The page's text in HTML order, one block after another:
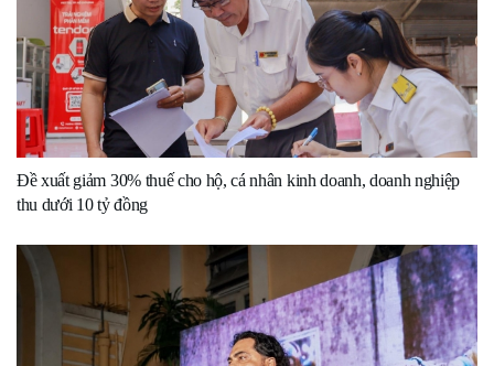
Đề xuất giảm 30% thuế cho hộ, cá nhân kinh doanh, doanh nghiệp
thu dưới 10 tỷ đồng